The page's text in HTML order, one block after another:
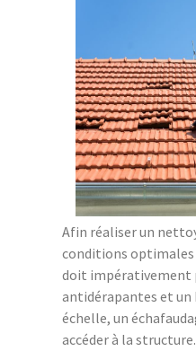
Afin réaliser un
conditions optimales
doit impérativement
antidérapantes et un
échelle, un
accéder à la